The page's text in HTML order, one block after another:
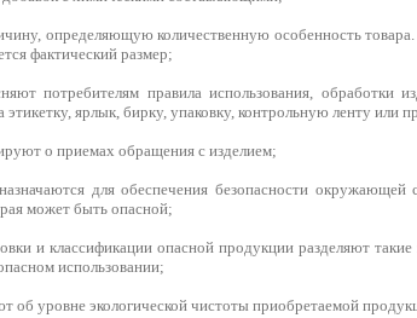
определяющую количественную особенность
фактический размер;
потребителям правила использования, обработки
ярлык, бирку, упаковку, контрольную ленту или
о приемах обращения с изделием;
для обеспечения безопасности окружающей
может быть опасной;
и классификации опасной продукции разделяют
использовании;
об уровне экологической чистоты приобретаемой